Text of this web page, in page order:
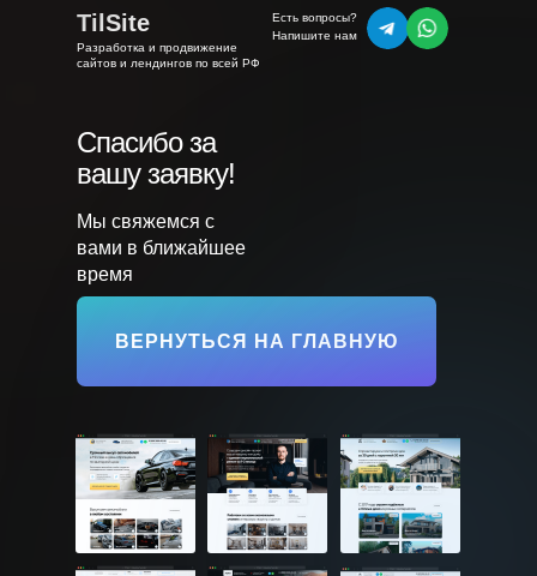
Разработка и продвижение
сайтов и лендингов по всей РФ
ВЕРНУТЬСЯ НА ГЛАВНУЮ
TilSite
Мы свяжемся с
вами в ближайшее
время
Спасибо за
вашу заявку!
Есть вопросы?
Напишите нам